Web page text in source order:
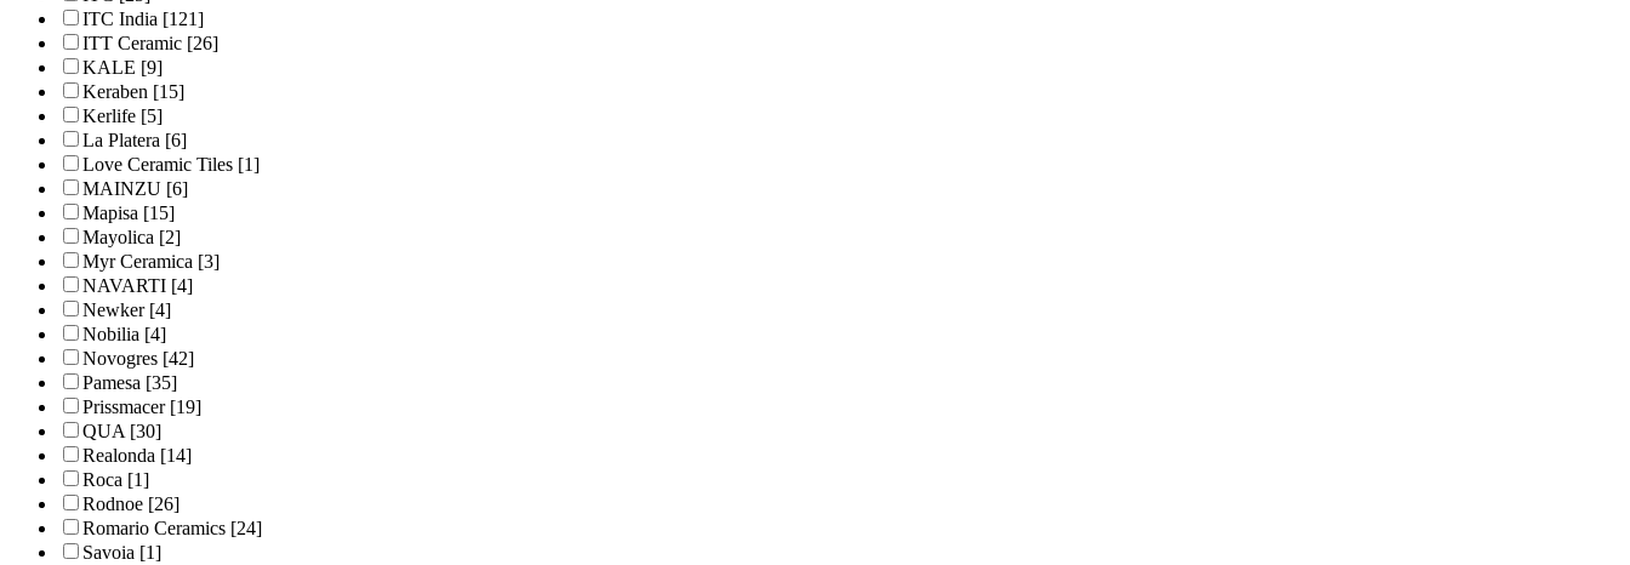
ITC India [121]
ITT Ceramic [26]
KALE [9]
Keraben [15]
Kerlife [5]
La Platera [6]
Love Ceramic Tiles [1]
MAINZU [6]
Mapisa [15]
Mayolica [2]
Myr Ceramica [3]
NAVARTI [4]
Newker[4]
Nobilia [4]
Novogres [42]
Pamesa [35]
Prissmacer[19]
QUA[30]
Realonda [14]
Roca [1]
Rodnoe [26]
Romario Ceramics [24]
Savoia [1]